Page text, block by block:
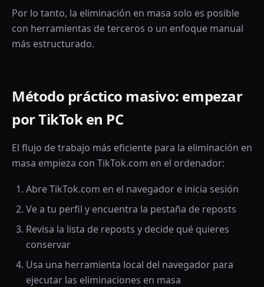
Por lo tanto, la eliminación en masa solo es posible
con herramientas de terceros o un enfoque manual
más estructurado.
Método práctico masivo: empezar
por TikTok en PC
El flujo de trabajo más eficiente para la eliminación en
masa empieza con TikTok.com en el ordenador:
Abre TikTok.com en el navegador e inicia sesión
Ve a tu perfil y encuentra la pestaña de reposts
Revisa la lista de reposts y decide qué quieres
conservar
Usa una herramienta local del navegador para
ejecutar las eliminaciones en masa